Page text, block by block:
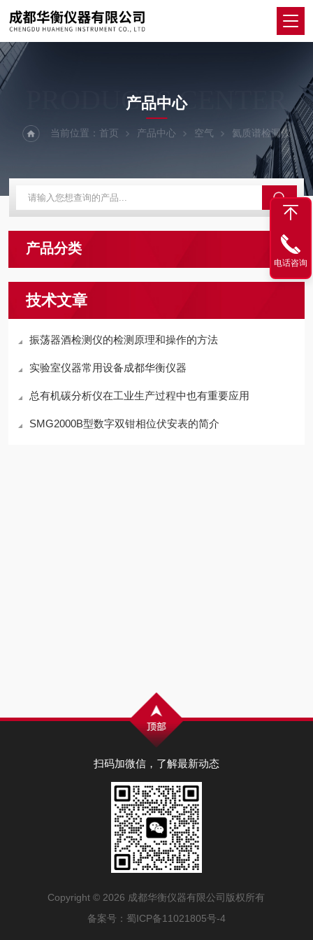
PRODUCTS CENTER
产品中心
当前位置： 首页 产品中心 空气 氦质谱检漏仪
产品分类
技术文章
振荡器酒检测仪的检测原理和操作的方法
实验室仪器常用设备成都华衡仪器
总有机碳分析仪在工业生产过程中也有重要应用
SMG2000B型数字双钳相位伏安表的简介
扫码加微信，了解最新动态
Copyright © 2026 成都华衡仪器有限公司版权所有
备案号： 蜀ICP备11021805号-4
电话咨询